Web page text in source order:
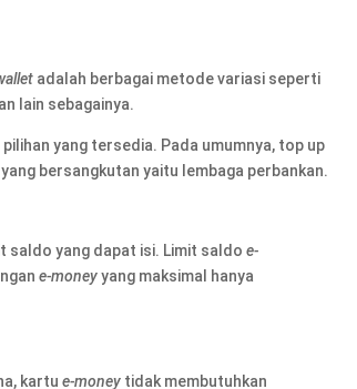
adalah berbagai metode variasi seperti
lain sebagainya.
yang tersedia. Pada umumnya, top up
bersangkutan yaitu lembaga perbankan.
saldo yang dapat isi. Limit saldoe-
e-moneyyang maksimal hanya
kartue-money tidak membutuhkan